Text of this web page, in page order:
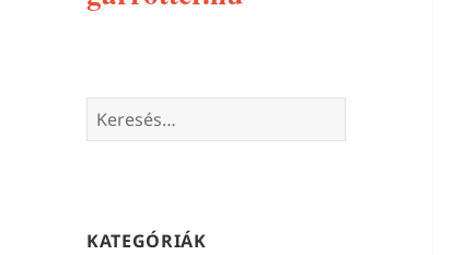
Keresés:
KATEGÓRIÁK